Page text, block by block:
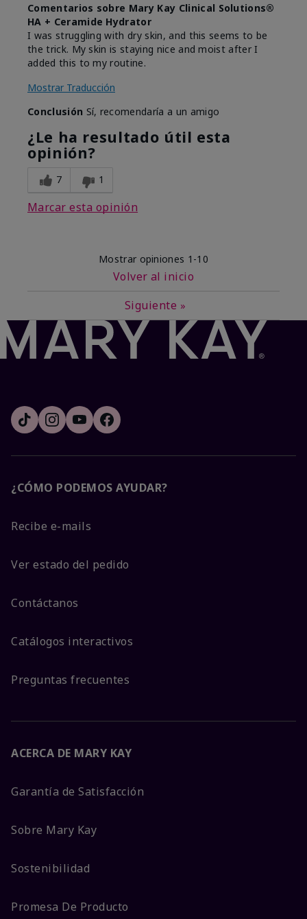
Comentarios sobre Mary Kay Clinical Solutions®
HA + Ceramide Hydrator
I was struggling with dry skin, and this seems to be
the trick. My skin is staying nice and moist after I
added this to my routine.
Mostrar Traducción
Conclusión Sí, recomendaría a un amigo
¿Le ha resultado útil esta
opinión?
7 1
Marcar esta opinión
Mostrar opiniones 1-10
Volver al inicio
Siguiente »
¿CÓMO PODEMOS AYUDAR?
Recibe e-mails
Ver estado del pedido
Contáctanos
Catálogos interactivos
Preguntas frecuentes
ACERCA DE MARY KAY
Garantía de Satisfacción
Sobre Mary Kay
Sostenibilidad
Promesa De Producto